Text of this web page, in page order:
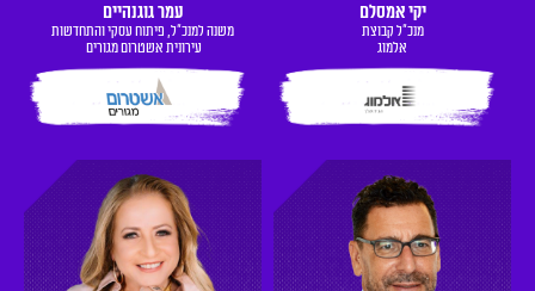
יקי אמסלם
מנכ"ל קבוצת
אלמוג
עמר גוגנהיים
משנה למנכ״ל, פיתוח עסקי והתחדשות
עירונית אשטרום מגורים